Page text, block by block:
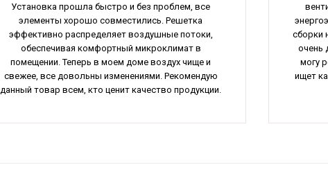
Установка прошла быстро и без проблем, все
элементы хорошо совместились. Решетка
эффективно распределяет воздушные потоки,
обеспечивая комфортный микроклимат в
помещении. Теперь в моем доме воздух чище и
свежее, все довольны изменениями. Рекомендую
данный товар всем, кто ценит качество продукции.
сборки
очень
могу
ищет